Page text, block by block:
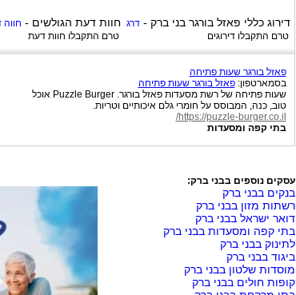
חוות דעת הגולשים -
טרם התקבלו חוות דעת
דירוג כללי פאזל בורגר בני ברק -דרג
טרם התקבלו דירוגים
פאזל בורגר שעות פתיחה
בסמארטפון:פאזל בורגר שעות פתיחה
שעות פתיחה של רשת מסעדות פאזל בורגר. Puzzle Burger אוכל
טוב, כנה, המבוסס על חומרי גלם איכותיים וטריות.
https://puzzle-burger.co.il/
בתי קפה ומסעדות
עסקים נוספים בבני ברק:
בנקים בבני ברק
רשתות מזון בבני ברק
דואר ישראל בבני ברק
בתי קפה ומסעדות בבני ברק
לתינוק בבני ברק
ביגוד בבני ברק
מוסדות שלטון בבני ברק
קופות חולים בבני ברק